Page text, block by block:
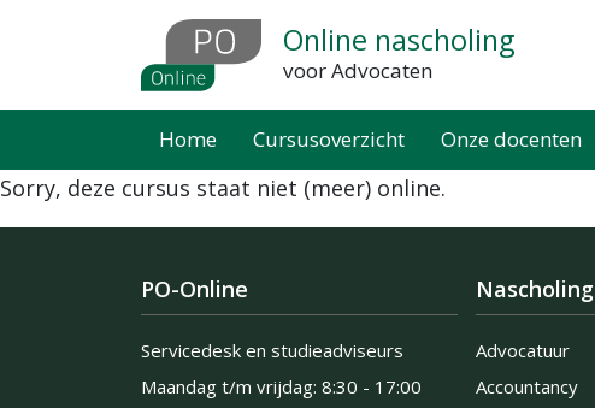
inhoud
gaan
Online nascholing
voor Advocaten
Home Cursusoverzicht Onze docenten
Sorry, deze cursus staat niet (meer) online.
PO-Online
Servicedesk en studieadviseurs
Maandag t/m vrijdag: 8:30 - 17:00
Nascholing
Advocatuur
Accountancy